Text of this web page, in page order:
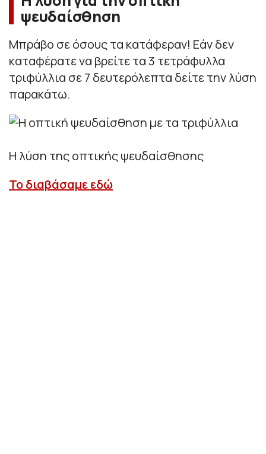
ψευδαίσθηση
Μπράβο σε όσους τα κατάφεραν! Εάν δεν
καταφέρατε να βρείτε τα 3 τετράφυλλα
τριφύλλια σε 7 δευτερόλεπτα δείτε την λύση
παρακάτω.
Η λύση της οπτικής ψευδαίσθησης
Το διαβάσαμε εδώ